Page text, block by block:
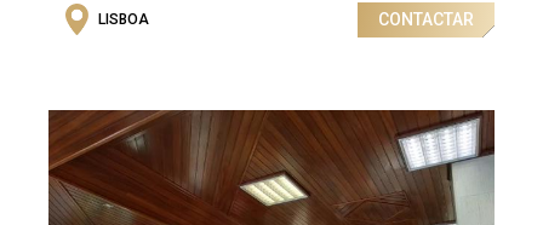
Quartos
LISBOA CONTACTAR